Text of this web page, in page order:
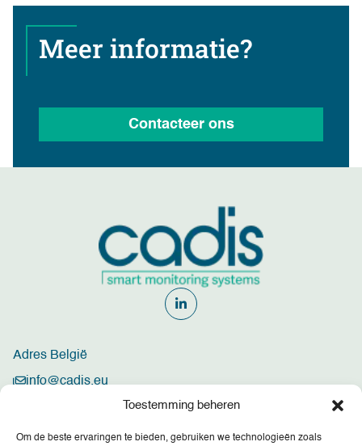
Toestemming beheren
Om de beste ervaringen te bieden, gebruiken we technologieën zoals
Meer informatie?
Contacteer ons
Adres België
info@cadis.eu
Cadis, Satenrozen 6A/unit 21-23, 2550 Kontich, Belgium